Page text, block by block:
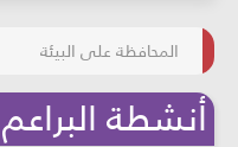
المحافظة على البيئة
أنشطة البراعم